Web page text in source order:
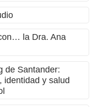
la Dra. Ana
de Santander:
identidad y salud